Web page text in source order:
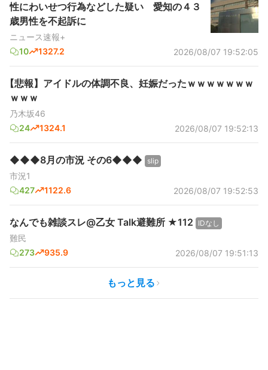
性にわいせつ行為などした疑い 愛知の４３
歳男性を不起訴に
ニュース速報+
10
1327.2 2026/08/07 19:52:05
【悲報】アイドルの体調不良、妊娠だったｗｗｗｗｗｗｗ
ｗｗｗ
乃木坂46
24
1324.1 2026/08/07 19:52:13
◆◆◆8月の市況 その6◆◆◆ slip
市況1
427
1122.6 2026/08/07 19:52:53
なんでも雑談スレ@乙女 Talk避難所 ★112 IDなし
難民
273
935.9 2026/08/07 19:51:13
もっと見る